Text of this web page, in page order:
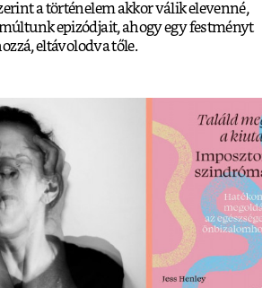
a történelem akkor válik elevenné,
epizódjait, ahogy egy festményt
eltávolodva tőle.